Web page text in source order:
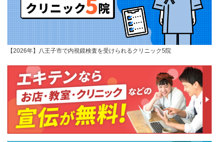
【2026年】八王子市で内視鏡検査を受けられるクリニック5院